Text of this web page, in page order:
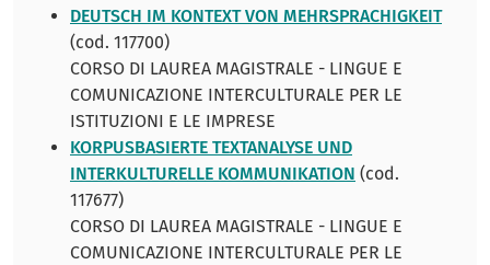
DEUTSCH IM KONTEXT VON MEHRSPRACHIGKEIT
(cod. 117700)
CORSO DI LAUREA MAGISTRALE - LINGUE E
COMUNICAZIONE INTERCULTURALE PER LE
ISTITUZIONI E LE IMPRESE
KORPUSBASIERTE TEXTANALYSE UND
INTERKULTURELLE KOMMUNIKATION (cod.
117677)
CORSO DI LAUREA MAGISTRALE - LINGUE E
COMUNICAZIONE INTERCULTURALE PER LE